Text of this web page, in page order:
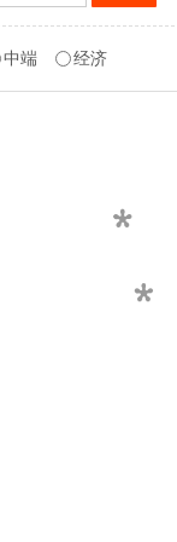
中端 经济